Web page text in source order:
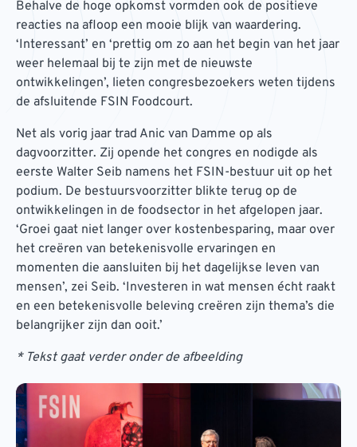
Behalve de hoge opkomst vormden ook de positieve
reacties na afloop een mooie blijk van waardering.
‘Interessant’ en ‘prettig om zo aan het begin van het jaar
weer helemaal bij te zijn met de nieuwste
ontwikkelingen’, lieten congresbezoekers weten tijdens
de afsluitende FSIN Foodcourt.
Net als vorig jaar trad Anic van Damme op als
dagvoorzitter. Zij opende het congres en nodigde als
eerste Walter Seib namens het FSIN-bestuur uit op het
podium. De bestuursvoorzitter blikte terug op de
ontwikkelingen in de foodsector in het afgelopen jaar.
‘Groei gaat niet langer over kostenbesparing, maar over
het creëren van betekenisvolle ervaringen en
momenten die aansluiten bij het dagelijkse leven van
mensen’, zei Seib. ‘Investeren in wat mensen écht raakt
en een betekenisvolle beleving creëren zijn thema’s die
belangrijker zijn dan ooit.’
* Tekst gaat verder onder de afbeelding